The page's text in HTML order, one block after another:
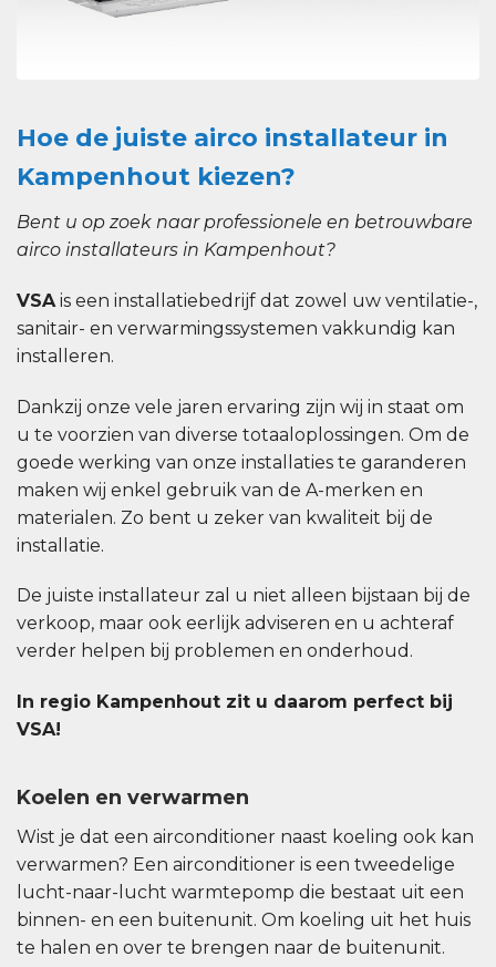
Hoe de juiste airco installateur in
Kampenhout kiezen?
Bent u op zoek naar professionele en betrouwbare
airco installateurs in Kampenhout?
VSAis een installatiebedrijf dat zowel uw ventilatie-,
sanitair- en verwarmingssystemen vakkundig kan
installeren.
Dankzij onze vele jaren ervaring zijn wij in staat om
u te voorzien van diverse totaaloplossingen. Om de
goede werking van onze installaties te garanderen
maken wij enkel gebruik van de A-merken en
materialen. Zo bent u zeker van kwaliteit bij de
installatie.
De juiste installateur zal u niet alleen bijstaan bij de
verkoop, maar ook eerlijk adviseren en u achteraf
verder helpen bij problemen en onderhoud.
In regio Kampenhout zit u daarom perfect bij
VSA!
Koelen en verwarmen
Wist je dat een airconditioner naast koeling ook kan
verwarmen? Een airconditioner is een tweedelige
lucht-naar-lucht warmtepomp die bestaat uit een
binnen- en een buitenunit. Om koeling uit het huis
te halen en over te brengen naar de buitenunit.